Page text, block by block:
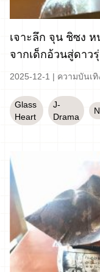
เจาะลึก จุน ชิซง ห
จากเด็กอ้วนสู่ดาว
2025-12-1 | ความบันเทิ
Glass
Heart
J-
Drama